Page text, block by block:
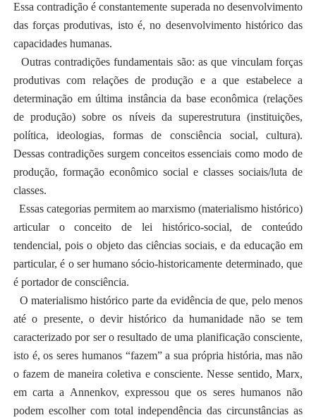
Essa contradição é constantemente superada no desenvolvimento
das forças produtivas, isto é, no desenvolvimento histórico das
capacidades humanas.
Outras contradições fundamentais são: as que vinculam forças
produtivas com relações de produção e a que estabelece a
determinação em última instância da base econômica (relações
de produção) sobre os níveis da superestrutura (instituições,
política, ideologias, formas de consciência social, cultura).
Dessas contradições surgem conceitos essenciais como modo de
produção, formação econômico social e classes sociais/luta de
classes.
Essas categorias permitem ao marxismo (materialismo histórico)
articular o conceito de lei histórico-social, de conteúdo
tendencial, pois o objeto das ciências sociais, e da educação em
particular, é o ser humano sócio-historicamente determinado, que
é portador de consciência.
O materialismo histórico parte da evidência de que, pelo menos
até o presente, o devir histórico da humanidade não se tem
caracterizado por ser o resultado de uma planificação consciente,
isto é, os seres humanos “fazem” a sua própria história, mas não
o fazem de maneira coletiva e consciente. Nesse sentido, Marx,
em carta a Annenkov, expressou que os seres humanos não
podem escolher com total independência das circunstâncias as